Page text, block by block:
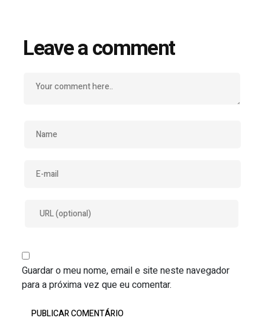
Leave a comment
Guardar o meu nome, email e site neste navegador
para a próxima vez que eu comentar.